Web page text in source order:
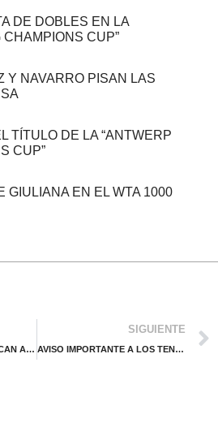
DE DOBLES EN LA
CUP”
Y NAVARRO PISAN LAS
TÍTULO DE LA “ANTWERP
CUP”
GIULIANA EN EL WTA 1000
TRICOLORES SE CLASIFICAN A LA TERCERA RONDA DE J60
SIGUIENTE
AVISO IMPORTANTE A LOS TENISTAS AFILIADOS A LA FMT